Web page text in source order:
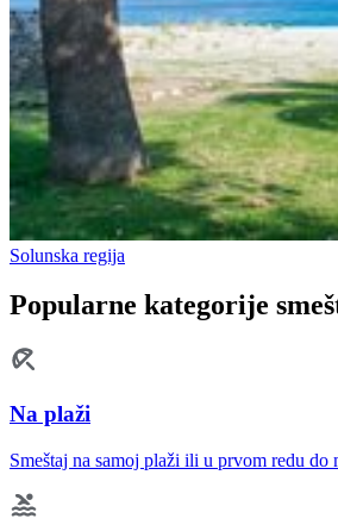
Solunska regija
Popularne kategorije
Na plaži
Smeštaj na samoj plaži ili u prvom redu do